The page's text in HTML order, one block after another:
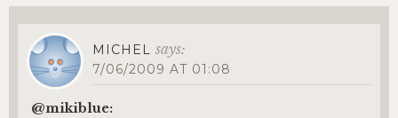
MICHEL says:
7/06/2009 AT 01:08
@mikiblue: